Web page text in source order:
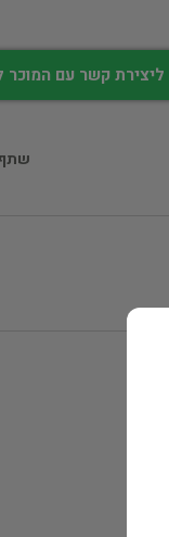
ליצירת קשר עם המוכר